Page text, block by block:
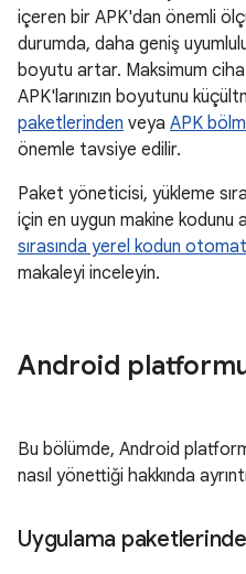
içeren bir APK'dan önemli
durumda, daha geniş
boyutu artar. Maksimum
APK'larınızın boyutunu
paketlerinden veya APK
önemle tavsiye edilir.
Paket yöneticisi, yükleme
için en uygun makine kodunu
sırasında yerel kodun
makaleyi inceleyin.
Android
Bu bölümde, Android
nasıl yönettiği hakkında
Uygulama